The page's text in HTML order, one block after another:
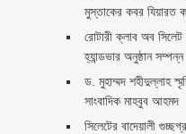
মুস্তাকের কবর যিয়ারত
রোটারী ক্লাব অব সিলেট
হ্যান্ডভার অনুষ্ঠান সম্পন্ন
ড. মুহাম্মদ শহীদুল্লাহ
সাংবাদিক মাহবুব আহমদ
সিলেটের বাদেয়ালী